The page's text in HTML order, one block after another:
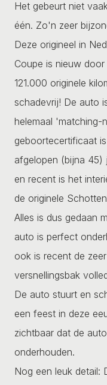
Het gebeurt niet
één. Zo'n zeer
Deze origineel in
Coupe is nieuw
121.000 originele
schadevrij! De auto
helemaal 'matching-
geboortecertificaat
afgelopen (bijna 45)
en recent is het
de originele
Alles is dus gedaan
auto is perfect
ook is recent de
versnellingsbak
De auto stuurt en
een feest in deze
zichtbaar dat de
onderhouden.
Nog een leuk detail: